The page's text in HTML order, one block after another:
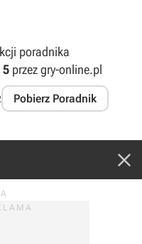
poradnika
5 przez gry-online.pl
Pobierz Poradnik
